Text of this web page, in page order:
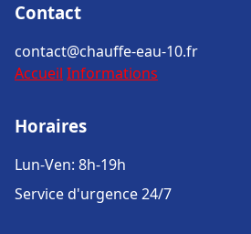
Contact
contact@chauffe-eau-10.fr
Accueil Informations
Horaires
Lun-Ven: 8h-19h
Service d'urgence 24/7